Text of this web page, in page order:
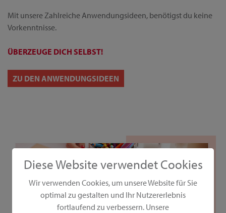
Diese Website verwendet Cookies
Wir verwenden Cookies, um unsere Website für Sie
optimal zu gestalten und Ihr Nutzererlebnis
fortlaufend zu verbessern. Unsere
Mit unsere Zahlreiche Anwendungsideen, benötigst du keine
Vorkenntnisse.
ÜBERZEUGE DICH SELBST!
ZU DEN ANWENDUNGSIDEEN